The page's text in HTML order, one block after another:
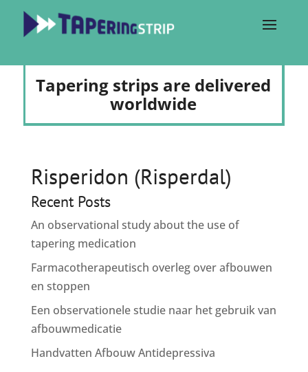
Tapering strips are delivered
worldwide
Risperidon (Risperdal)
Recent Posts
An observational study about the use of
tapering medication
Farmacotherapeutisch overleg over afbouwen
en stoppen
Een observationele studie naar het gebruik van
afbouwmedicatie
Handvatten Afbouw Antidepressiva